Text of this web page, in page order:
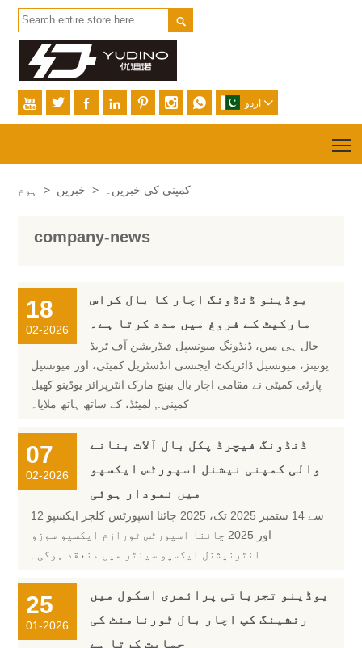

       اردو 
ہوم > خبریں > کمپنی کی خبریں۔
company-news
18
02-2026
یوڈینو ڈنڈونگ اچار کا بال کراس
مارکیٹ کے فروغ میں مدد کرتا ہے۔
حال ہی میں، ڈنڈونگ میونسپل فیڈریشن آف ٹریڈ
یونینز، میونسپل ڈائریکٹ ایجنسی انڈسٹریل کمیٹی، اور میونسپل
پارٹی کمیٹی نے مقامی اچار بال بینچ مارک انٹرپرائز یوڈینو کھیل
کمپنی., لمیٹڈ، کے ساتھ ہاتھ ملایا۔
07
02-2026
ڈنڈونگ فیچرڈ پکل بال آلات بنانے
والی کمپنی نیشنل اسپورٹس ایکسپو
میں نمودار ہوئی
12 سے 14 ستمبر 2025 تک، 2025 چائنا اسپورٹس کلچر ایکسپو
اور 2025 چائنا اسپورٹس ٹورازم ایکسپو سوزو
انٹرنیشنل ایکسپو سینٹر میں منعقد ہوگی۔
25
01-2026
یوڈینو تجرباتی پرائمری اسکول میں
رنشینگ کپ اچار بال ٹورنامنٹ کی
حمایت کرتا ہے